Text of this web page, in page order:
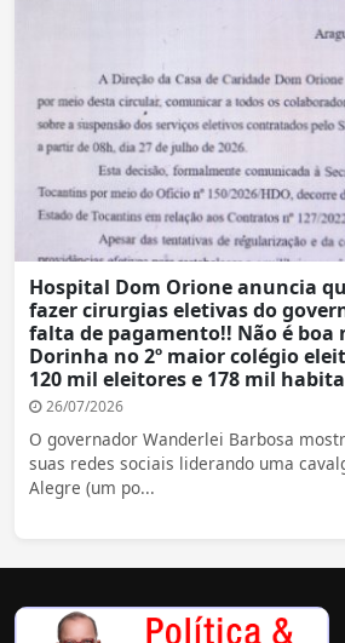
Hospital Dom Orione anuncia
fazer cirurgias eletivas do
falta de pagamento!! Não é boa
Dorinha no 2º maior colégio
120 mil eleitores e 178 mil
26/07/2026
O governador Wanderlei Barbosa
suas redes sociais liderando uma
Alegre (um po...